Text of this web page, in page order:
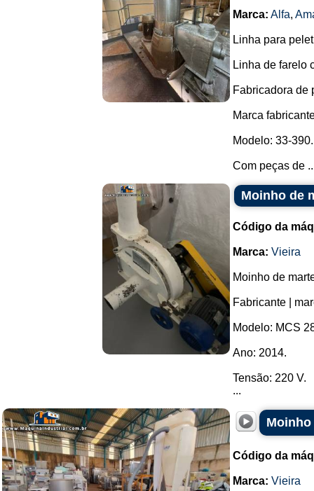
Marca: Alfa,
Linha para
Linha de farelo
Fabricadora de
Marca
Modelo: 33-390.
Com peças de
Moinho de
Código da
Marca: Vieira
Moinho de
Fabricante |
Modelo: MCS
Ano: 2014.
Tensão: 220 V.
...
Código da
Marca: Vieira